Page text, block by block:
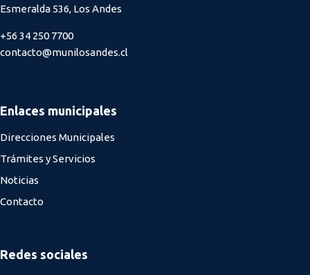
Esmeralda 536, Los Andes
+56 34 250 7700
contacto@munilosandes.cl
Enlaces municipales
Direcciones Municipales
Trámites y Servicios
Noticias
Contacto
Redes sociales